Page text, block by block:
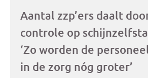
Aantal zzp’ers daalt
controle op
‘Zo worden de
in de zorg nóg groter’